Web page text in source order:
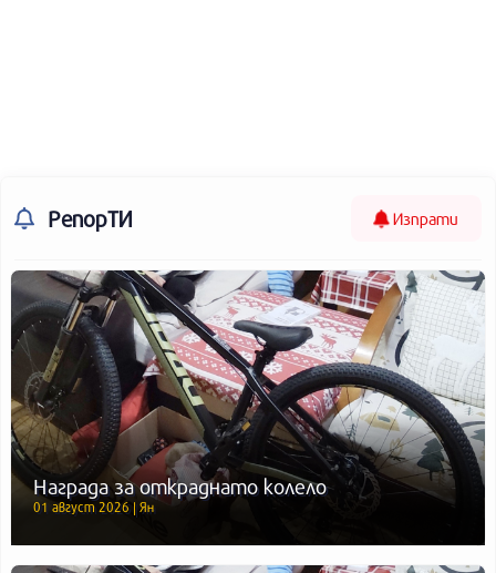
РепорТИ Изпрати
Награда за откраднато колело
01 август 2026 | Ян